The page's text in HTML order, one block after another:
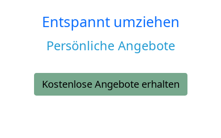
Entspannt umziehen
Persönliche Angebote
Kostenlose Angebote erhalten